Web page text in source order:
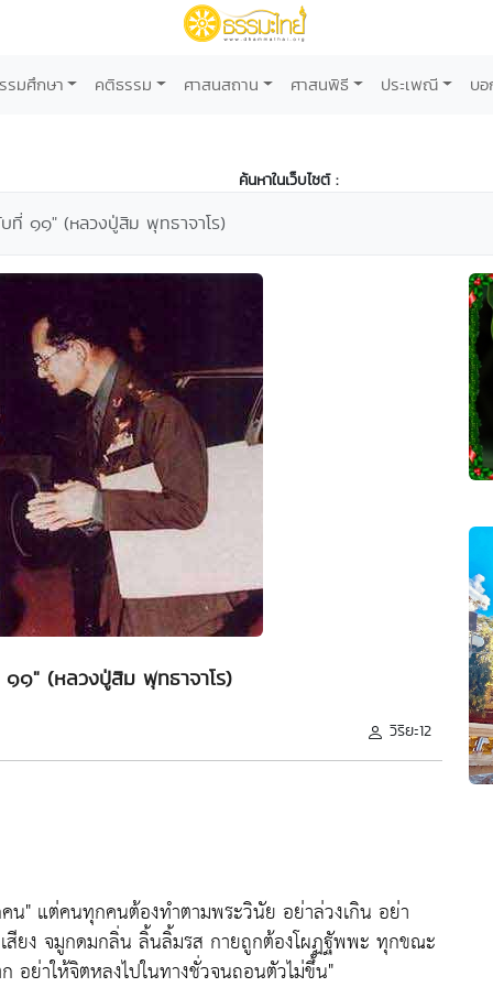
รมศึกษา คติธรรม ศาสนสถาน ศาสนพิธี ประเพณี บ
ค้นหาในเว็บไซต์ :
ที่ ๑๑" (หลวงปู่สิม พุทธาจาโร)
๑" (หลวงปู่สิม พุทธาจาโร)
วิริยะ12
น" แต่คนทุกคนต้องทำตามพระวินัย อย่าล่วงเกิน อย่า
ยง จมูกดมกลิ่น ลิ้นลิ้มรส กายถูกต้องโผฏฐัพพะ ทุกขณะ
อย่าให้จิตหลงไปในทางชั่วจนถอนตัวไม่ขึ้น"